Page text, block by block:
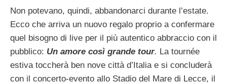
Non potevano, quindi, abbandonarci durante l’estate.
Ecco che arriva un nuovo regalo proprio a confermare
quel bisogno di live per il più autentico abbraccio con il
pubblico: Un amore così grande tour. La tournée
estiva toccherà ben nove città d’Italia e si concluderà
con il concerto-evento allo Stadio del Mare di Lecce, il